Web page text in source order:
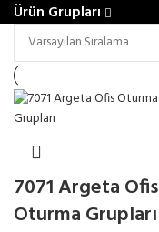
Ürün Grupları
7071 Argeta Ofis
Oturma Grupları